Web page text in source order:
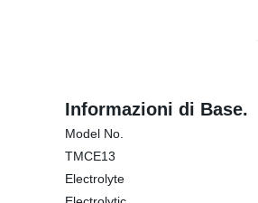
Informazioni di Base.
Model No.
TMCE13
Electrolyte